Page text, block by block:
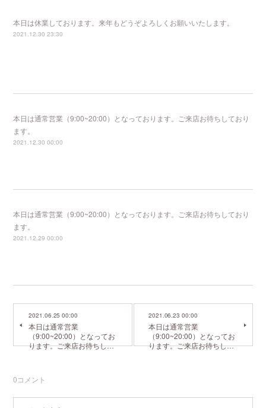
本日は休業しております。来年もどうぞよろしくお願いいたします。
2021.12.30 23:30
本日は通常営業（9:00~20:00）となっております。ご来店お待ちしており
ます。
2021.12.30 00:00
本日は通常営業（9:00~20:00）となっております。ご来店お待ちしており
ます。
2021.12.29 00:00
2021.06.25 00:00
本日は通常営業
（9:00~20:00）となってお
ります。ご来店お待ちし…
2021.06.23 00:00
本日は通常営業
（9:00~20:00）となってお
ります。ご来店お待ちし…
0コメント